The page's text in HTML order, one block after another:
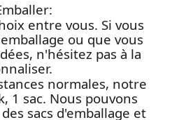
entre vous. Si vous
ou que vous
n'hésitez pas à la
normales, notre
1 sac. Nous pouvons
sacs d'emballage et